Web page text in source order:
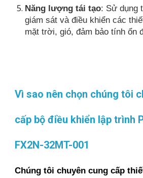
Năng lượng tái tạo: Sử dụng
giám sát và điều khiển các
mặt trời, gió, đảm bảo tính ổn
Vì sao nên chọn chúng tôi
cấp bộ điều khiển lập trình
FX2N-32MT-001
Chúng tôi chuyên cung cấp